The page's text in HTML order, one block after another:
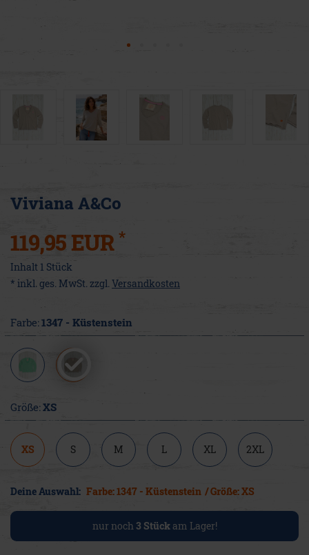
Viviana A&Co
119,95 EUR *
Inhalt 1 Stück
* inkl. ges. MwSt. zzgl. Versandkosten
Farbe:1347 - Küstenstein
Größe:XS
XS S M L XL 2XL
Deine Auswahl: Farbe: 1347 - Küstenstein / Größe: XS
nur noch 3 Stückam Lager!